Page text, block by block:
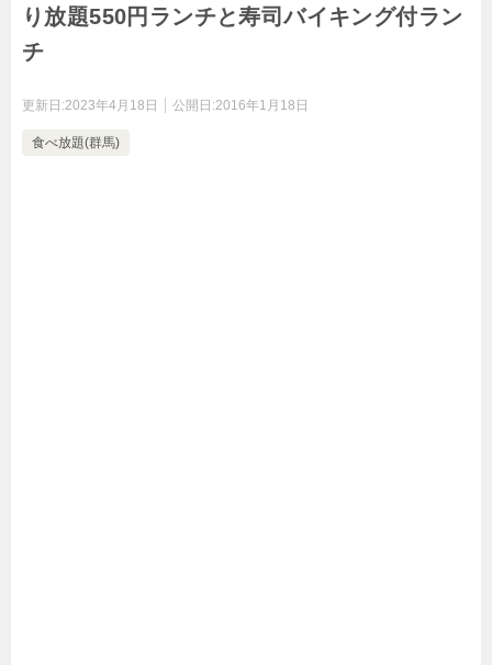
り放題550円ランチと寿司バイキング付ラン
チ
更新日:2023年4月18日 公開日:2016年1月18日
食べ放題(群馬)